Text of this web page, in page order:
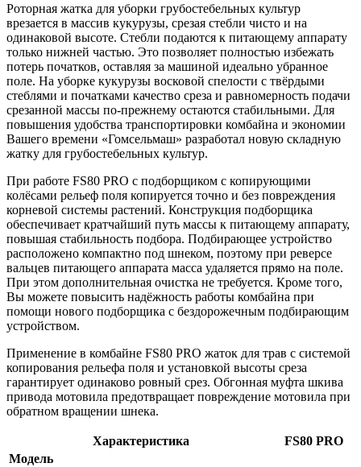
Роторная жатка для уборки грубостебельных культур
врезается в массив кукурузы, срезая стебли чисто и на
одинаковой высоте. Стебли подаются к питающему аппарату
только нижней частью. Это позволяет полностью избежать
потерь початков, оставляя за машиной идеально убранное
поле. На уборке кукурузы восковой спелости с твёрдыми
стеблями и початками качество среза и равномерность подачи
срезанной массы по-прежнему остаются стабильными. Для
повышения удобства транспортировки комбайна и экономии
Вашего времени «Гомсельмаш» разработал новую складную
жатку для грубостебельных культур.
При работе FS80 PRO c подборщиком с копирующими
колёсами рельеф поля копируется точно и без повреждения
корневой системы растений. Конструкция подборщика
обеспечивает кратчайший путь массы к питающему аппарату,
повышая стабильность подбора. Подбирающее устройство
расположено компактно под шнеком, поэтому при реверсе
вальцев питающего аппарата масса удаляется прямо на поле.
При этом дополнительная очистка не требуется. Кроме того,
Вы можете повысить надёжность работы комбайна при
помощи нового подборщика с бездорожечным подбирающим
устройством.
Применение в комбайне FS80 PRO жаток для трав с системой
копирования рельефа поля и установкой высоты среза
гарантирует одинаково ровный срез. Обгонная муфта шкива
привода мотовила предотвращает повреждение мотовила при
обратном вращении шнека.
Характеристика
FS80 PRO
Модель